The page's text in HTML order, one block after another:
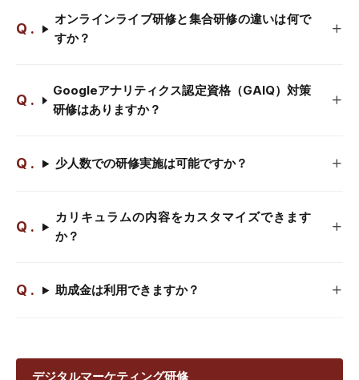
オンラインライブ研修と集合研修の違いは何で
すか？
Googleアナリティクス認定資格（GAIQ）対策
研修はありますか？
少人数での研修実施は可能ですか？
カリキュラムの内容をカスタマイズできます
か？
助成金は利用できますか？
デジタルマーケティング研修